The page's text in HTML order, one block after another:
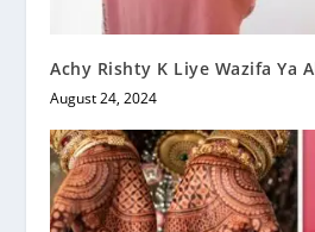
Achy Rishty K Liye Wazifa Ya
August 24, 2024